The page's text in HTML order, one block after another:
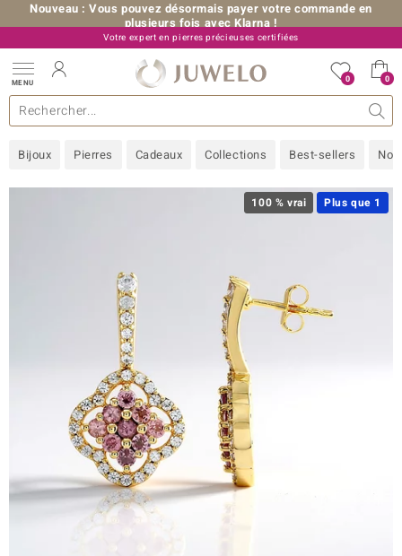
Nouveau : Vous pouvez désormais payer votre commande en
plusieurs fois avec Klarna !
Votre expert en pierres précieuses certifiées
+33 (0) 176 54 10 36
MENU 0 0
Bijoux Pierres Cadeaux Collections Best-sellers
bijoux Design Métal Précieux Taille de bague
précieuses Pierres préférées Pierres précieuses par couleur
collections
Designs
de A à Z Généralités Bon à savoir Nos conseils
Ventes-flash Juwelo
100 % vrai Plus que 1